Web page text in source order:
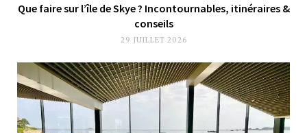
Que faire sur l’île de Skye ? Incontournables, itinéraires &
conseils
29 JUILLET 2026